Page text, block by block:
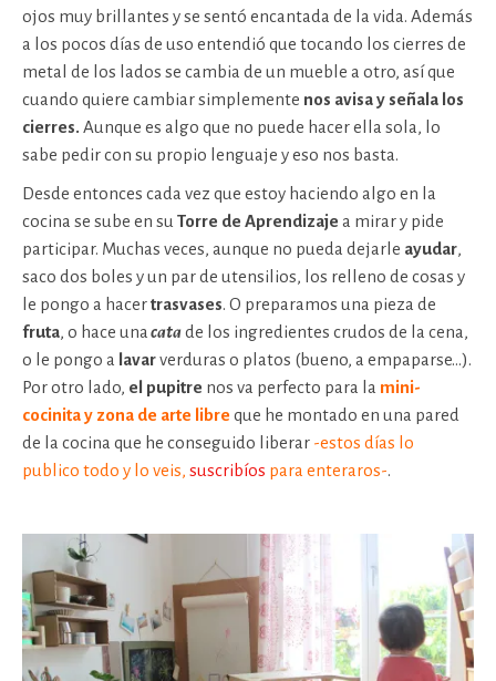
ojos muy brillantes y se sentó encantada de la vida. Además
a los pocos días de uso entendió que tocando los cierres de
metal de los lados se cambia de un mueble a otro, así que
cuando quiere cambiar simplemente nos avisa y señala los
cierres. Aunque es algo que no puede hacer ella sola, lo
sabe pedir con su propio lenguaje y eso nos basta.
Desde entonces cada vez que estoy haciendo algo en la
cocina se sube en su Torre de Aprendizaje a mirar y pide
participar. Muchas veces, aunque no pueda dejarle ayudar,
saco dos boles y un par de utensilios, los relleno de cosas y
le pongo a hacertrasvases. O preparamos una pieza de
fruta, o hace una catade los ingredientes crudos de la cena,
o le pongo a lavarverduras o platos (bueno, a empaparse…).
Por otro lado, el pupitre nos va perfecto para la mini-
cocinita y zona de arte libre que he montado en una pared
de la cocina que he conseguido liberar -estos días lo
publico todo y lo veis, suscribíos para enteraros-.